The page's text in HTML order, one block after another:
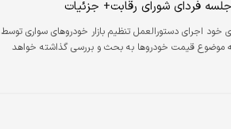
فردای شورای رقابت+ جزئیات
اجرای دستورالعمل تنظیم بازار خودروهای سواری توسط
موضوع قیمت خودروها به بحث و بررسی گذاشته خواهد